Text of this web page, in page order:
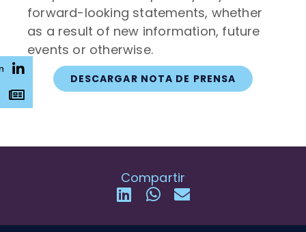
forward-looking statements, whether
as a result of new information, future
events or otherwise.
DESCARGAR NOTA DE PRENSA
Compartir